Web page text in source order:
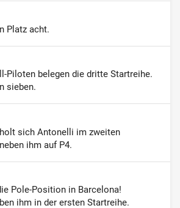
Platz acht.
Piloten belegen die dritte Startreihe.
sieben.
sich Antonelli im zweiten
ihm auf P4.
Pole-Position in Barcelona!
ihm in der ersten Startreihe.